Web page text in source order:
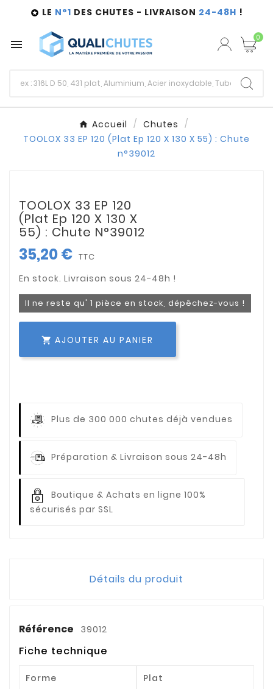
 LE N°1 DES CHUTES - LIVRAISON 24-48H !
 0
Accueil
Chutes
TOOLOX 33 EP 120 (Plat Ep 120 X 130 X 55) : Chute
n°39012
TOOLOX 33 EP 120
(Plat Ep 120 X 130 X
55) : Chute N°39012
35,20 € TTC
Il ne reste qu' 1 pièce en stock, dépêchez-vous !
 AJOUTER AU PANIER
Plus de 300 000 chutes déjà vendues
Préparation & Livraison sous 24-48h
Boutique & Achats en ligne 100%
sécurisés par SSL
Détails du produit
Référence 39012
Fiche technique
Forme Plat